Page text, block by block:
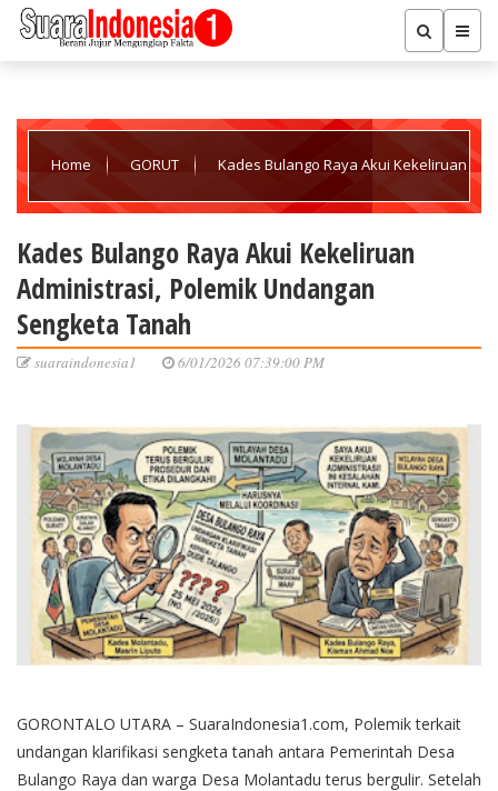
Home GORUT Kades Bulango Raya Akui Kekeliruan
Kades Bulango Raya Akui Kekeliruan
Administrasi, Polemik Undangan
Sengketa Tanah
suaraindonesia1 6/01/2026 07:39:00 PM
GORONTALO UTARA – SuaraIndonesia1.com, Polemik terkait
undangan klarifikasi sengketa tanah antara Pemerintah Desa
Bulango Raya dan warga Desa Molantadu terus bergulir. Setelah